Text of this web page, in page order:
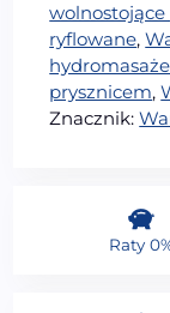
ryflowane,
prysznicem,
Znacznik:
Raty